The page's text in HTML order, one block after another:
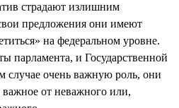
страдают излишним
предложения они имеют
на федеральном уровне.
парламента, и Государственной
очень важную роль, они
важное от неважного или,